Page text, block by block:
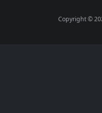
Copyright ©